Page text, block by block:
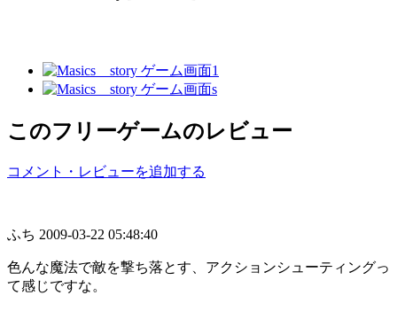
このフリーゲームのレビュー
コメント・レビューを追加する
ふち 2009-03-22 05:48:40
色んな魔法で敵を撃ち落とす、アクションシューティングっ
て感じですな。